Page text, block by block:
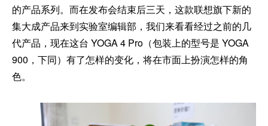
的产品系列。而在发布会结束后三天，这款联想旗下新的
集大成产品来到实验室编辑部，我们来看看经过之前的几
代产品，现在这台 YOGA 4 Pro（包装上的型号是 YOGA
900，下同）有了怎样的变化，将在市面上扮演怎样的角
色。